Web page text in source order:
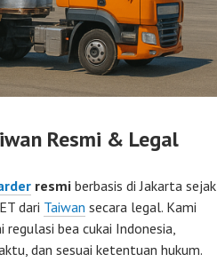
Resmi & Legal
resmi berbasis di Jakarta sejak
dari Taiwan secara legal. Kami
regulasi bea cukai Indonesia,
dan sesuai ketentuan hukum.